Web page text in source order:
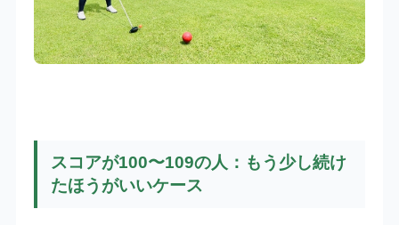
スコアが100〜109の人：もう少し続け
たほうがいいケース